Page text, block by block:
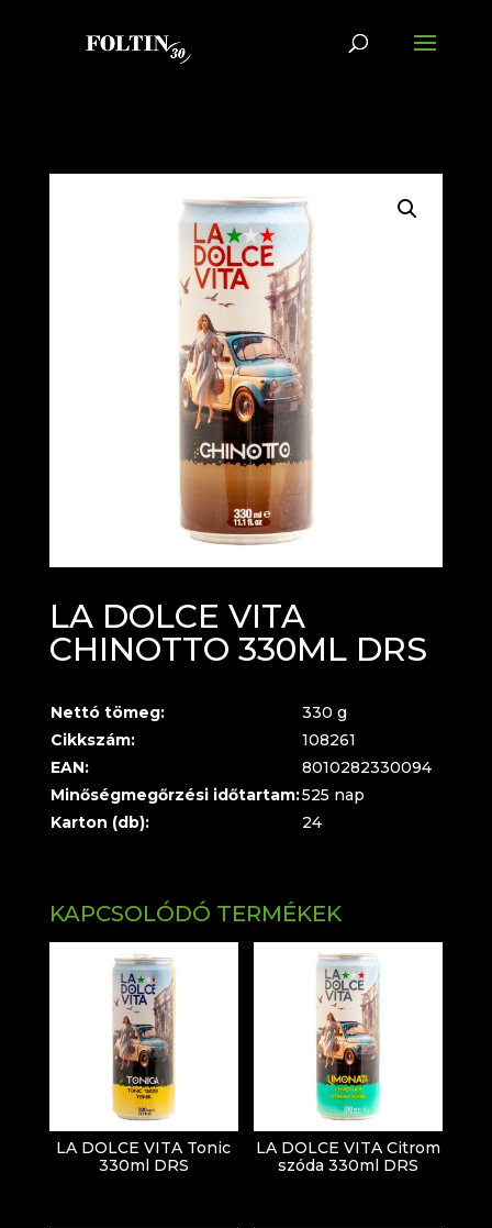
LA DOLCE VITA
CHINOTTO 330ML DRS
Nettó tömeg:
330 g
Cikkszám:
108261
EAN:
8010282330094
Minőségmegőrzési időtartam:525 nap
Karton (db):
24
KAPCSOLÓDÓ TERMÉKEK
LA DOLCE VITA Tonic
330ml DRS
LA DOLCE VITA Citrom
szóda 330ml DRS